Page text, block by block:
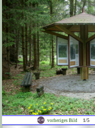
vorheriges Bild 1/5